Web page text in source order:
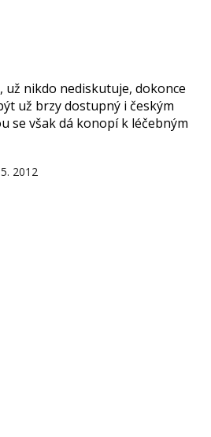
už nikdo nediskutuje, dokonce
už brzy dostupný i českým
se však dá konopí k léčebným
2012